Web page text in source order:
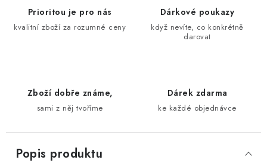
Prioritou je pro nás
kvalitní zboží za rozumné ceny
Dárkové poukazy
když nevíte, co konkrétně
darovat
Zboží dobře známe,
sami z něj tvoříme
Dárek zdarma
ke každé objednávce
Popis produktu